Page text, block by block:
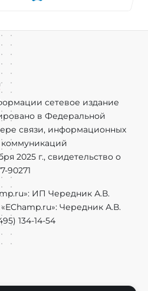
сетевое издание
в Федеральной
связи, информационных
коммуникаций
2025 г., свидетельство о
90271
ИП Чередник А.В.
Чередник А.В.
134-14-54